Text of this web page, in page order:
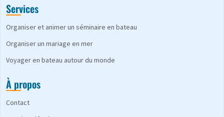
Services
Organiser et animer un séminaire en bateau
Organiser un mariage en mer
Voyager en bateau autour du monde
À propos
Contact